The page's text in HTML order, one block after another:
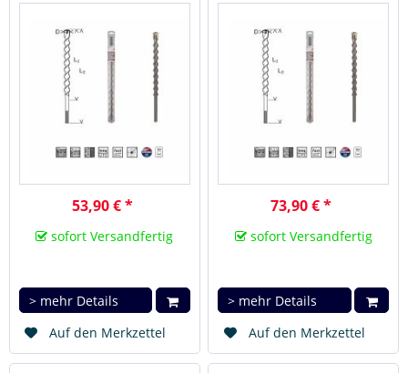
max-7 25x400x520 mm
2608586778
53,90 € *
sofort Versandfertig
> mehr Details
Auf den Merkzettel
X ( max-7 ), 32x400/520
mm
73,90 € *
sofort Versandfertig
> mehr Details
Auf den Merkzettel